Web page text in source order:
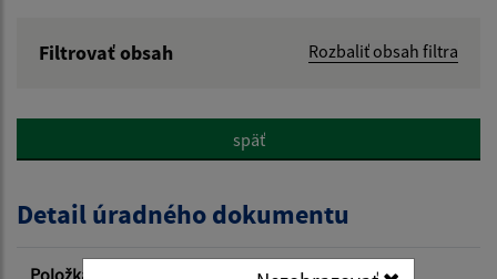
Filtrovať obsah Rozbaliť obsah filtra
Popis:
Dátum zverejnenia od:
späť
Detail úradného dokumentu
Položka